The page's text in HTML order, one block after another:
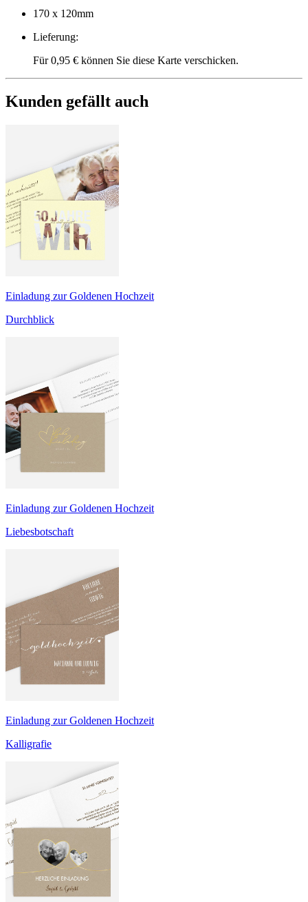
170 x 120mm
Lieferung:
Für 0,95 € können Sie diese Karte verschicken.
Kunden gefällt auch
Einladung zur Goldenen Hochzeit
Durchblick
Einladung zur Goldenen Hochzeit
Liebesbotschaft
Einladung zur Goldenen Hochzeit
Kalligrafie